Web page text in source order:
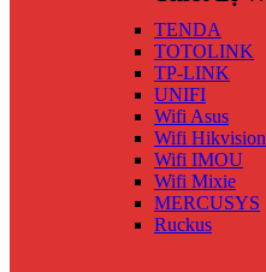
TENDA
TOTOLINK
TP-LINK
UNIFI
Wifi Asus
Wifi Hikvision
Wifi IMOU
Wifi Mixie
MERCUSYS
Ruckus